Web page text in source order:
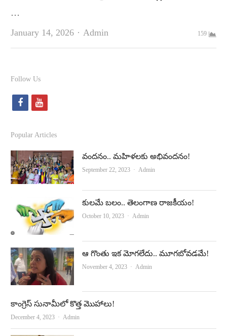
…
January 14, 2026
Author
Admin 159
Follow Us
f
c
e
b
o
k
y
u
t
u
b
Popular Articles
వందనం.. మహిళలకు అభివందనం!
September 22, 2023 Author
Admin
కులమే బలం.. తెలంగాణ రాజకీయం!
October 10, 2023 Author
Admin
ఆ గొంతు ఇక మోగలేదు.. మూగబోవడమే!
November 4, 2023 Author
Admin
కాంగ్రెస్‌ సునామీలో కొత్త మొహాలు!
December 4, 2023 Author
Admin